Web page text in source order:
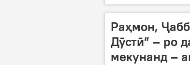
Раҳмон,
Дӯстӣ” – ро
мекунанд –